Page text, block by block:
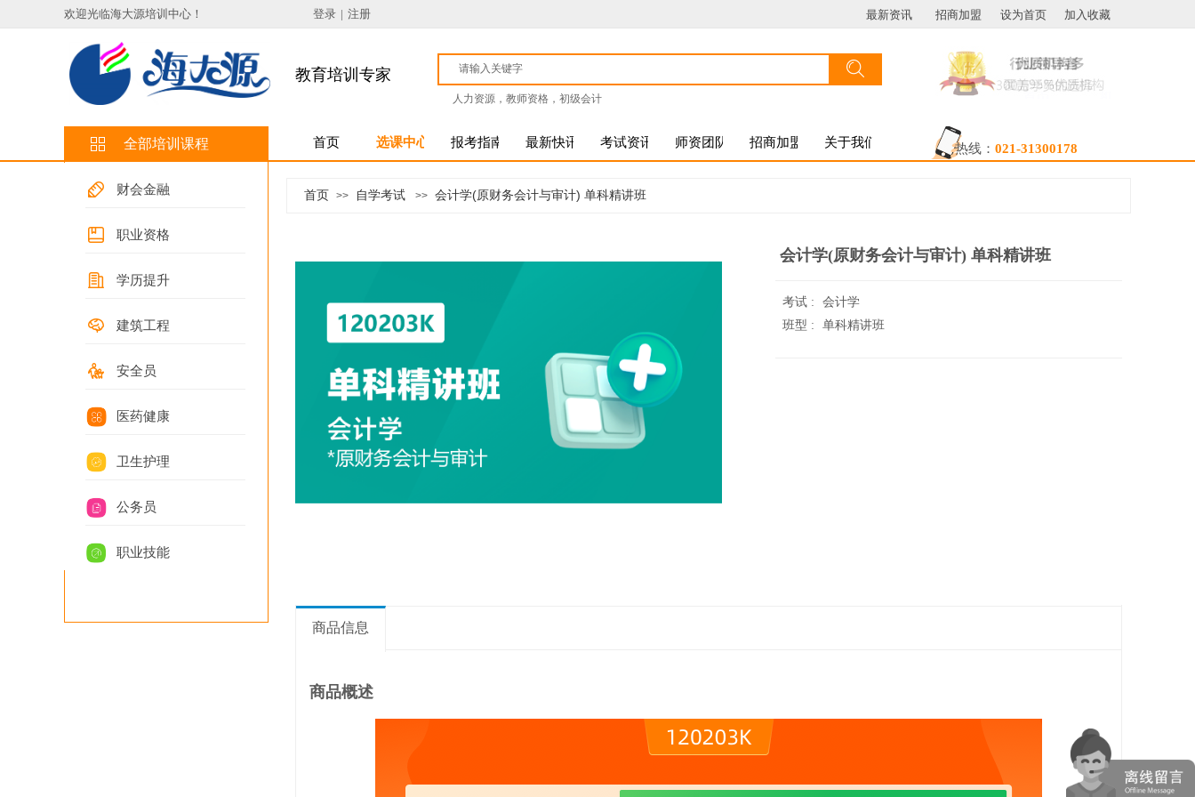
登录 | 注册 设为首页 加入收藏
欢迎光临海大源培训中心 ！ 最新资讯 招商加盟
教育培训专家 搜索
人力资源，教师资格，初级会计
按钮文本
首页 选课中心 报考指南 最新快讯 考试资讯 师资团队 招商加盟 关于我们
财会金融
职业资格
学历提升
建筑工程
安全员
医药健康
卫生护理
公务员
职业技能
全部培训课程 热线： 021-31300178
首页 >> 自学考试 >> 会计学(原财务会计与审计) 单科精讲班
会计学(原财务会计与审计) 单科精讲班
考试 :
会计学
班型 :
单科精讲班
商品信息
商品概述